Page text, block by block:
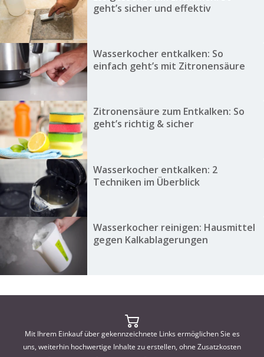
geht’s sicher und effektiv
Wasserkocher entkalken: So
einfach geht’s mit Zitronensäure
Zitronensäure zum Entkalken: So
geht’s richtig & sicher
Wasserkocher entkalken: 2
Techniken im Überblick
Wasserkocher reinigen: Hausmittel
gegen Kalkablagerungen
Mit Ihrem Einkauf über gekennzeichnete Links ermöglichen Sie es
uns, weiterhin hochwertige Inhalte zu erstellen, ohne Zusatzkosten